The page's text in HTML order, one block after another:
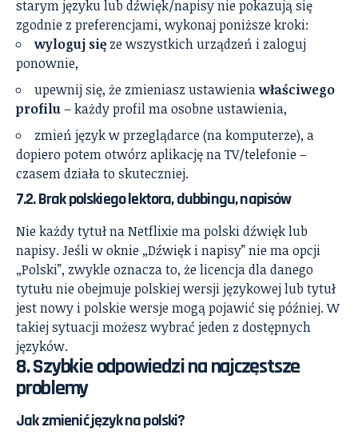
starym języku lub dźwięk/napisy nie pokazują się
zgodnie z preferencjami, wykonaj poniższe kroki:
wyloguj się ze wszystkich urządzeń i zaloguj
ponownie,
upewnij się, że zmieniasz ustawieniawłaściwego
profilu– każdy profil ma osobne ustawienia,
zmień język w przeglądarce (na komputerze), a
dopiero potem otwórz aplikację na TV/telefonie –
czasem działa to skuteczniej.
7.2. Brak polskiego lektora, dubbingu, napisów
Nie każdy tytuł na Netflixie ma polski dźwięk lub
napisy. Jeśli w oknie „Dźwięk i napisy” nie ma opcji
„Polski”, zwykle oznacza to, że licencja dla danego
tytułu nie obejmuje polskiej wersji językowej lub tytuł
jest nowy i polskie wersje mogą pojawić się później. W
takiej sytuacji możesz wybrać jeden z dostępnych
języków.
8. Szybkie odpowiedzi na najczęstsze
problemy
Jak zmienić język na polski?